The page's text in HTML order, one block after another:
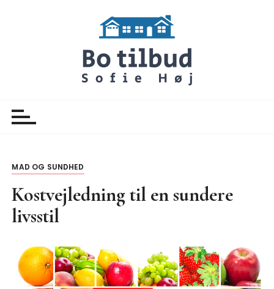
MAD OG SUNDHED
Kostvejledning til en sundere
livsstil